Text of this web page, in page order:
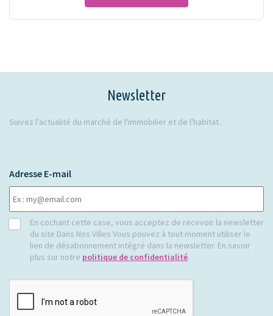
Newsletter
Suivez l'actualité du marché de l'immobilier et de l'habitat.
Adresse E-mail
RGPDEn cochant cette case, vous acceptez de recevoir la newsletter
du site Dans Nos Villes Vous pouvez à tout moment utiliser le
lien de désabonnement intégré dans la newsletter. En savoir
plus sur notre politique de confidentialité.
CAPTCHA